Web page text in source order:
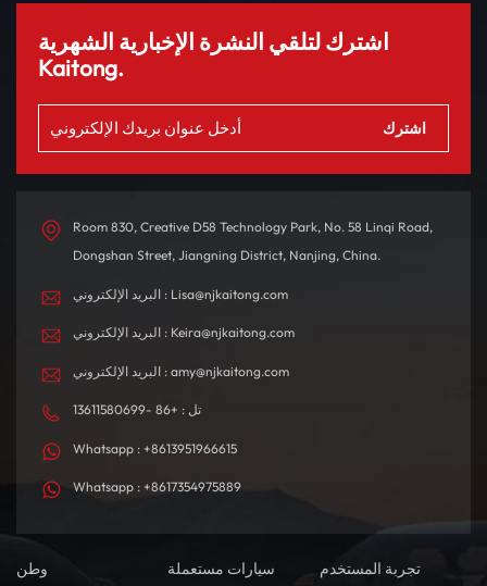
اشترك لتلقي النشرة الإخبارية الشهرية
Kaitong.
Room 830, Creative D58 Technology Park, No. 58 Linqi Road,
Dongshan Street, Jiangning District, Nanjing, China.
البريد الإلكتروني : Lisa@njkaitong.com
البريد الإلكتروني : Keira@njkaitong.com
البريد الإلكتروني : amy@njkaitong.com
تل : +86 -13611580699
Whatsapp : +8613951966615
Whatsapp : +8617354975889
وطن سيارات مستعملة تجربة المستخدم